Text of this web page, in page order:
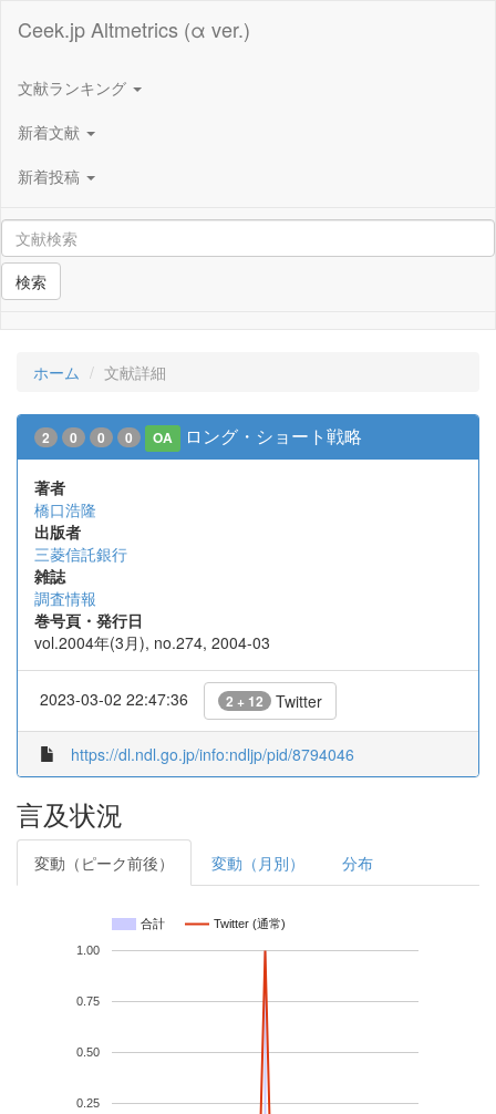
Ceek.jp Altmetrics (α ver.)
文献ランキング
新着文献
新着投稿
検索
ホーム 文献詳細
2 0 0 0 OA ロング・ショート戦略
著者
橋口浩隆
出版者
三菱信託銀行
雑誌
調査情報
巻号頁・発行日
vol.2004年(3月), no.274, 2004-03
2023-03-02 22:47:36 2 + 12 Twitter
https://dl.ndl.go.jp/info:ndljp/pid/8794046
言及状況
変動（ピーク前後） 変動（月別） 分布
合計 Twitter (通常)
0.25
0.50
0.75
1.00